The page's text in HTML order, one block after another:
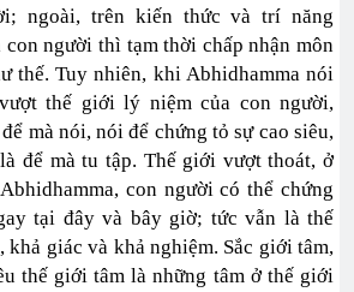
ngoài, trên kiến thức và trí năng
con người thì tạm thời chấp nhận môn
thế. Tuy nhiên, khi Abhidhamma nói
thế giới lý niệm của con người,
mà nói, nói để chứng tỏ sự cao siêu,
để mà tu tập. Thế giới vượt thoát, ở
con người có thể chứng
tại đây và bây giờ; tức vẫn là thế
khả giác và khả nghiệm. Sắc giới tâm,
thế giới tâm là những tâm ở thế giới